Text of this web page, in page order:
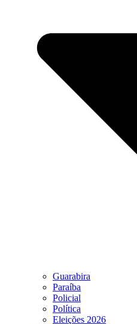
Guarabira
Paraíba
Policial
Política
Eleições 2026